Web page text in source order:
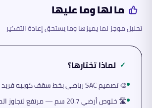
ما لها وما عليها
تحليل موجز لما يميزها وما يستحق إعادة التفكير
✓ لماذا تختارها؟
🎨 تصميم SAC رياضي بخط سقف كوبيه فريد
🛣️ خلوص أرضي 20.7 سم — مرتفع لتجاوز المطبات